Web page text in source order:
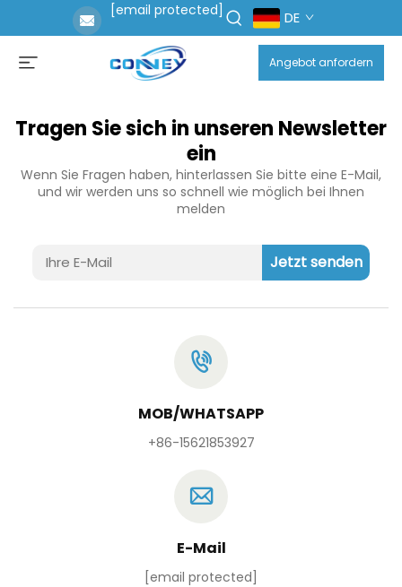
[email protected] DE
Angebot anfordern
Tragen Sie sich in unseren Newsletter
ein
Wenn Sie Fragen haben, hinterlassen Sie bitte eine E-Mail,
und wir werden uns so schnell wie möglich bei Ihnen
melden
Jetzt senden
MOB/WHATSAPP
+86-15621853927
E-Mail
[email protected]